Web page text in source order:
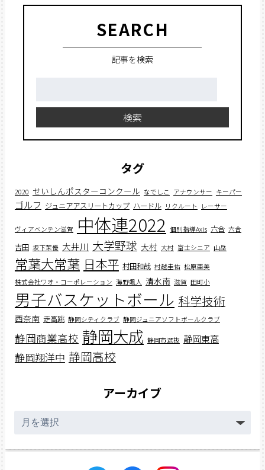
SEARCH
記事を検索
検索
タグ
2020 せいしんポスターコンクール なでしこ アナウンサー キーパー
ゴルフ ジュニアアスリートカップ ハードル リクルート レーサー
ヴィアベンテン滋賀 中体連2022 個別指導Axis 六合 六合
吉田 坂下茉優 大井川 大学野球 大村 大村 富士シニア 山岳
常葉大常葉 日本平 村田和哉 村越圭佑 松原亜美
株式会社ワオ・コーポレーション 海野颯人 清水南 滋賀 田町小
男子バスケットボール 科学技術
西奈南 走高跳 静岡シティクラブ 静岡ジュニアソフトボールクラブ
静岡商業高校 静岡大成 静岡市選抜 静岡東高
静岡翔洋中 静岡高校
アーカイブ
ー